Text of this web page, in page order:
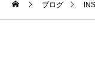
ブログ